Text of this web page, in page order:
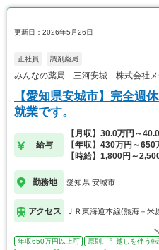
更新日：2026年5月26日
正社員 調剤薬局
みんなの薬局 三河安城 株式会社メ
【愛知県安城市】完全週
就業です。
給与
【月収】30.0万円～
【年収】430万円～
【時給】1,800円～
勤務地 愛知県 安城市
アクセス ＪＲ東海道本線(熱海－米
年収650万円以上可 原則、引越しを伴う